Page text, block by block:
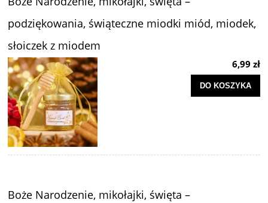
podziękowania, świąteczne miodki miód, miodek,
słoiczek z miodem
6,99 zł
DO KOSZYKA
Boże Narodzenie, mikołajki, święta –